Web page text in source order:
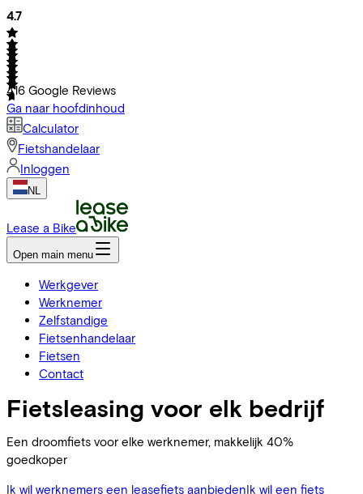
4.7
416 Google Reviews
Ga naar hoofdinhoud
Calculator
Fietshandelaar
Inloggen
NL
Lease a Bike
Open main menu
Werkgever
Werknemer
Zelfstandige
Fietsenhandelaar
Fietsen
Contact
Fietsleasing voor elk bedrijf
Een droomfiets voor elke werknemer, makkelijk 40%
goedkoper
Ik wil werknemers een leasefiets aanbiedenIk wil een fiets